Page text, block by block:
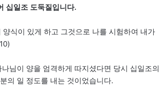
십일조 도둑질입니다.
식이 있게 하고 그것으로 나를 시험하여 내가
님이 양을 엄격하게 따지셨다면 당시 십일조의
의 일 정도를 내는 것이었습니다.